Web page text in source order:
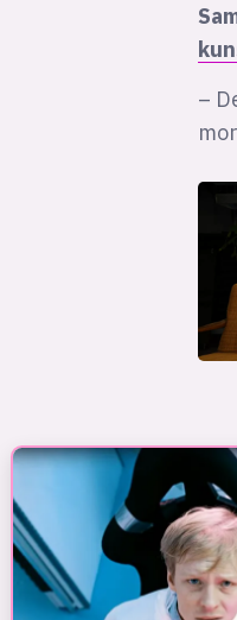
–